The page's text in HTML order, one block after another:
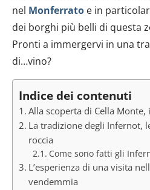
nel Monferrato e in
dei borghi più belli di questa
Pronti a immergervi in una
di…vino?
Indice dei contenuti
Alla scoperta di Cella
La tradizione degli Infernot,
roccia
Come sono fatti gli
L’esperienza di una visita
vendemmia